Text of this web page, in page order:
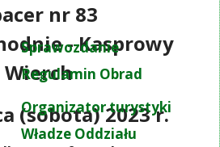
Sprawozdanie
Regulamin Obrad
Organizator turystyki
Władze Oddziału
nr 83
- Kasprowy
Wierch
(sobota) 2023 r.